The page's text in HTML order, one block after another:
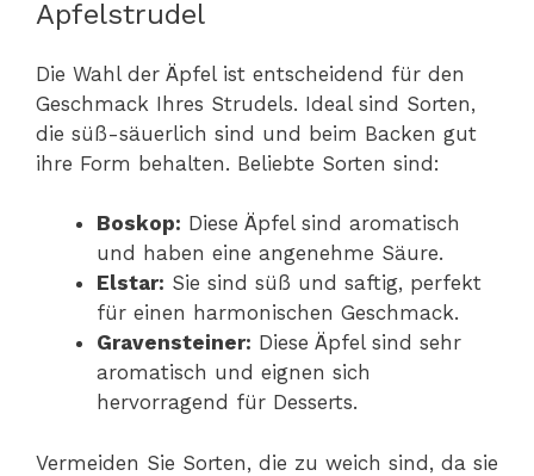
Apfelstrudel
Die Wahl der Äpfel ist entscheidend für den
Geschmack Ihres Strudels. Ideal sind Sorten,
die süß-säuerlich sind und beim Backen gut
ihre Form behalten. Beliebte Sorten sind:
Boskop: Diese Äpfel sind aromatisch
und haben eine angenehme Säure.
Elstar: Sie sind süß und saftig, perfekt
für einen harmonischen Geschmack.
Gravensteiner: Diese Äpfel sind sehr
aromatisch und eignen sich
hervorragend für Desserts.
Vermeiden Sie Sorten, die zu weich sind, da sie